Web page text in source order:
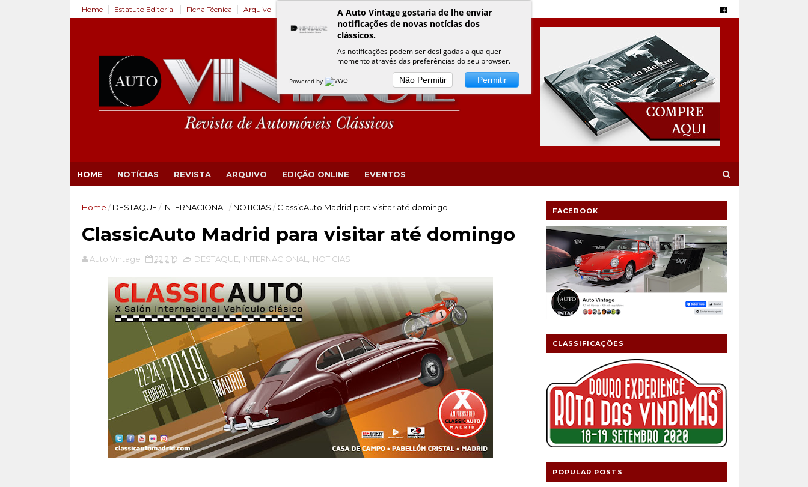
Home Estatuto Editorial Ficha Técnica Arquivo Eventos VINTAGE Política de Privacidade
HOME NOTÍCIAS REVISTA ARQUIVO EDIÇÃO ONLINE EVENTOS
Home / DESTAQUE / INTERNACIONAL / NOTICIAS / ClassicAuto Madrid para visitar até domingo
ClassicAuto Madrid para visitar até domingo
Auto Vintage 22.2.19 DESTAQUE INTERNACIONAL NOTICIAS
FACEBOOK
CLASSIFICAÇÕES
POPULAR POSTS
A Auto Vintage gostaria de lhe enviar
notificações de novas notícias dos
clássicos.
As notificações podem ser desligadas a qualquer
momento através das preferências do seu browser.
Powered by Não Permitir Permitir